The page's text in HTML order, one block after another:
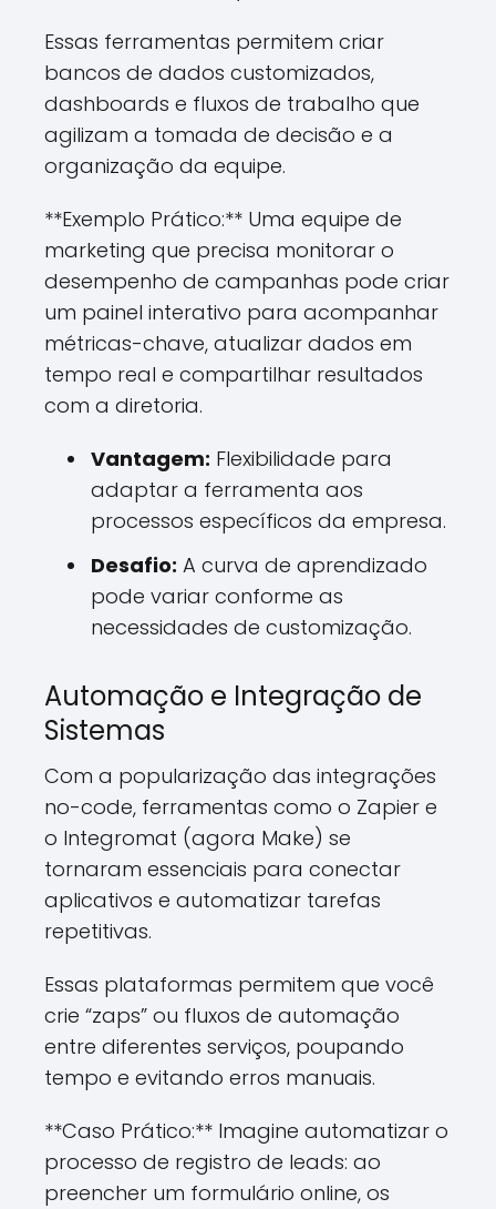
Essas ferramentas permitem criar
bancos de dados customizados,
dashboards e fluxos de trabalho que
agilizam a tomada de decisão e a
organização da equipe.
**Exemplo Prático:** Uma equipe de
marketing que precisa monitorar o
desempenho de campanhas pode criar
um painel interativo para acompanhar
métricas-chave, atualizar dados em
tempo real e compartilhar resultados
com a diretoria.
Vantagem: Flexibilidade para
adaptar a ferramenta aos
processos específicos da empresa.
Desafio: A curva de aprendizado
pode variar conforme as
necessidades de customização.
Automação e Integração de
Sistemas
Com a popularização das integrações
no-code, ferramentas como o Zapier e
o Integromat (agora Make) se
tornaram essenciais para conectar
aplicativos e automatizar tarefas
repetitivas.
Essas plataformas permitem que você
crie “zaps” ou fluxos de automação
entre diferentes serviços, poupando
tempo e evitando erros manuais.
**Caso Prático:** Imagine automatizar o
processo de registro de leads: ao
preencher um formulário online, os